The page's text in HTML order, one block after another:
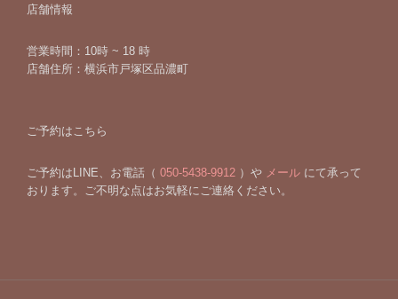
店舗情報
営業時間：10時 ~ 18 時
店舗住所：横浜市戸塚区品濃町
ご予約はこちら
ご予約はLINE、お電話（ 050-5438-9912 ）や メール にて承って
おります。ご不明な点はお気軽にご連絡ください。